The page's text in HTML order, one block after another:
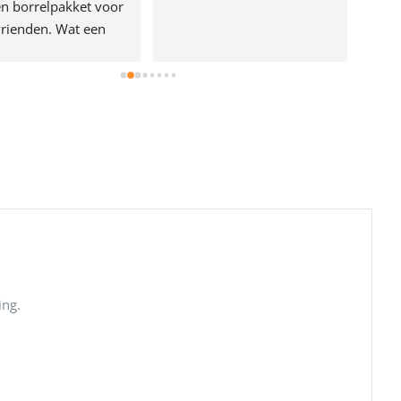
borrelpakket voor
Wat een